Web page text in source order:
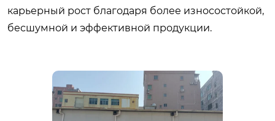
карьерный рост благодаря более износостойкой,
бесшумной и эффективной продукции.